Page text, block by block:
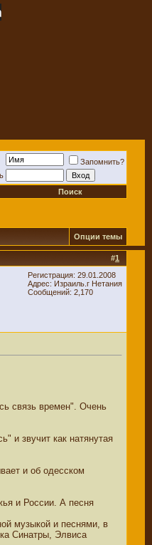
Запомнить?
Поиск
Опции темы
#1
Регистрация: 29.01.2008
Адрес: Израиль.г Нетания
Сообщений: 2,170
связь времен". Очень
и звучит как натянутая
и об одесском
и России. А песня
музыкой и песнями, в
Синатры, Элвиса